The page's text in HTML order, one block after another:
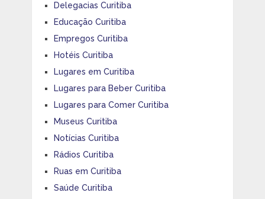
Delegacias Curitiba
Educação Curitiba
Empregos Curitiba
Hotéis Curitiba
Lugares em Curitiba
Lugares para Beber Curitiba
Lugares para Comer Curitiba
Museus Curitiba
Notícias Curitiba
Rádios Curitiba
Ruas em Curitiba
Saúde Curitiba